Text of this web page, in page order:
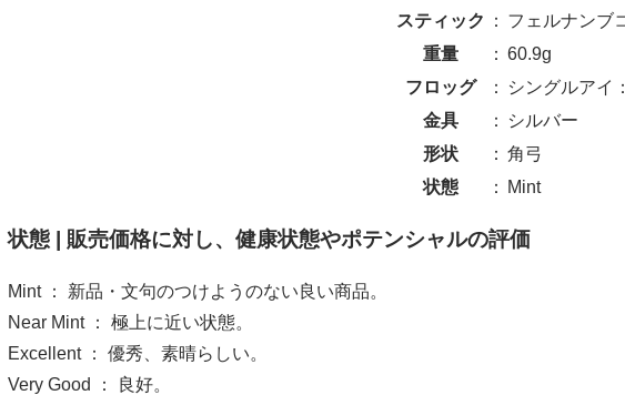
スティック
： フェルナンブ
重量
： 60.9g
フロッグ
：
シングルアイ
金具
：
シルバー
形状
： 角弓
状態
： Mint
状態 | 販売価格に対し、健康状態やポテンシャルの評価
Mint ： 新品・文句のつけようのない良い商品。
Near Mint ： 極上に近い状態。
Excellent ： 優秀、素晴らしい。
Very Good ： 良好。